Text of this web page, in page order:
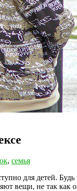
, семья
для детей.
вещи, не так как